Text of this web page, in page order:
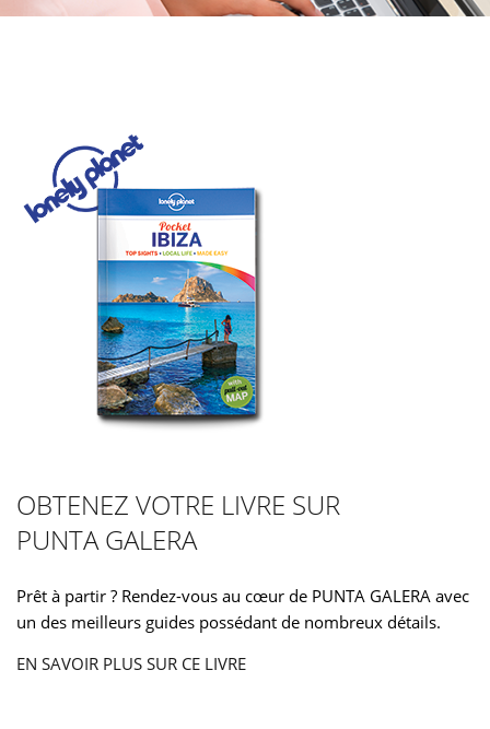
OBTENEZ VOTRE LIVRE SUR
PUNTA GALERA
Prêt à partir ? Rendez-vous au cœur de PUNTA GALERA avec
un des meilleurs guides possédant de nombreux détails.
EN SAVOIR PLUS SUR CE LIVRE